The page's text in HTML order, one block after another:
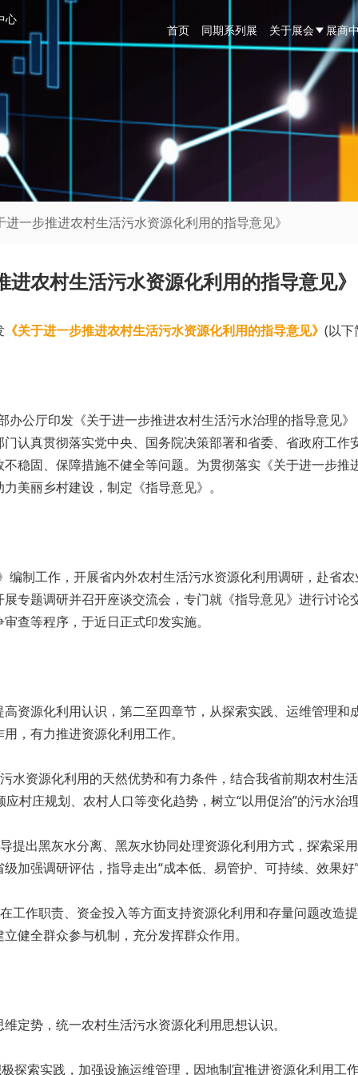
心
首页 同期系列展 关于展会 展商
一步推进农村生活污水资源化利用的指导意见》
农村生活污水资源化利用的指导意见》
《关于进一步推进农村生活污水资源化利用的指导意见》 (以下
厅印发《关于进一步推进农村生活污水治理的指导意见》
认真贯彻落实党中央、国务院决策部署和省委、省政府工
稳固、保障措施不健全等问题。为贯彻落实《关于进一步
美丽乡村建设，制定《指导意见》。
工作，开展省内外农村生活污水资源化利用调研，赴省农
专题调研并召开座谈交流会，专门就《指导意见》进行讨
查等程序，于近日正式印发实施。
源化利用认识，第二至四章节，从探索实践、运维管理和
，有力推进资源化利用工作。
源化利用的天然优势和有力条件，结合我省前期农村生
村庄规划、农村人口等变化趋势，树立“以用促治”的污水治
黑灰水分离、黑灰水协同处理资源化利用方式，探索采
加强调研评估，指导走出“成本低、易管护、可持续、效果
职责、资金投入等方面支持资源化利用和存量问题改造
健全群众参与机制，充分发挥群众作用。
势，统一农村生活污水资源化利用思想认识。
索实践，加强设施运维管理，因地制宜推进资源化利用工